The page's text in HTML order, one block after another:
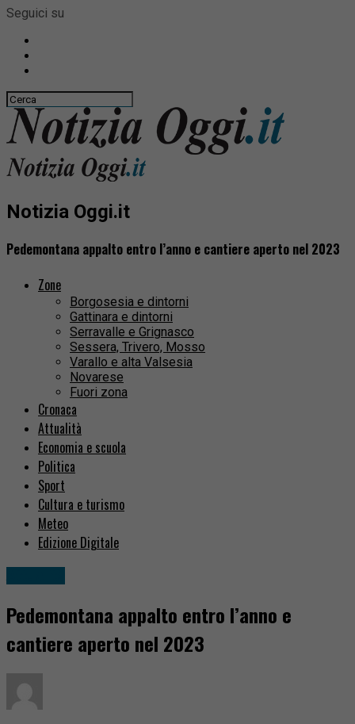
Seguici su
Notizia Oggi.it
Pedemontana appalto entro l’anno e cantiere aperto nel 2023
Zone
Borgosesia e dintorni
Gattinara e dintorni
Serravalle e Grignasco
Sessera, Trivero, Mosso
Varallo e alta Valsesia
Novarese
Fuori zona
Cronaca
Attualità
Economia e scuola
Politica
Sport
Cultura e turismo
Meteo
Edizione Digitale
Pedemontana appalto entro l’anno e
cantiere aperto nel 2023